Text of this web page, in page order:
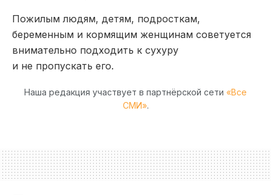
Пожилым людям, детям, подросткам,
беременным и кормящим женщинам советуется
внимательно подходить к сухуру
и не пропускать его.
Наша редакция участвует в партнёрской сети «Все
СМИ».